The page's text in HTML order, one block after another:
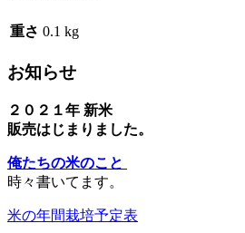
重さ 0.1 kg
お知らせ
２０２１年 新米
販売はじまりました。
俺たちの米のこと
時々書いてます。
米の年間栽培予定表